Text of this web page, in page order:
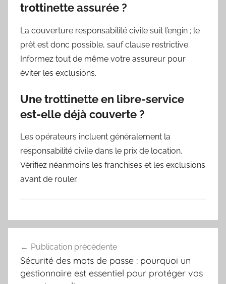
trottinette assurée ?
La couverture responsabilité civile suit l’engin ; le
prêt est donc possible, sauf clause restrictive.
Informez tout de même votre assureur pour
éviter les exclusions.
Une trottinette en libre-service
est-elle déjà couverte ?
Les opérateurs incluent généralement la
responsabilité civile dans le prix de location.
Vérifiez néanmoins les franchises et les exclusions
avant de rouler.
de
l’article
Publication précédente
Sécurité des mots de passe : pourquoi un
gestionnaire est essentiel pour protéger vos